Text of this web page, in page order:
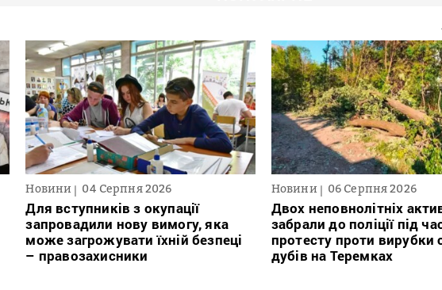
Новини 04 Серпня 2026
Для вступників з окупації
запровадили нову вимогу, яка
може загрожувати їхній безпеці
– правозахисники
Новини 06 Серпня 2026
Двох неповнолітніх
забрали до поліції під
протесту проти вирубки
дубів на Теремках